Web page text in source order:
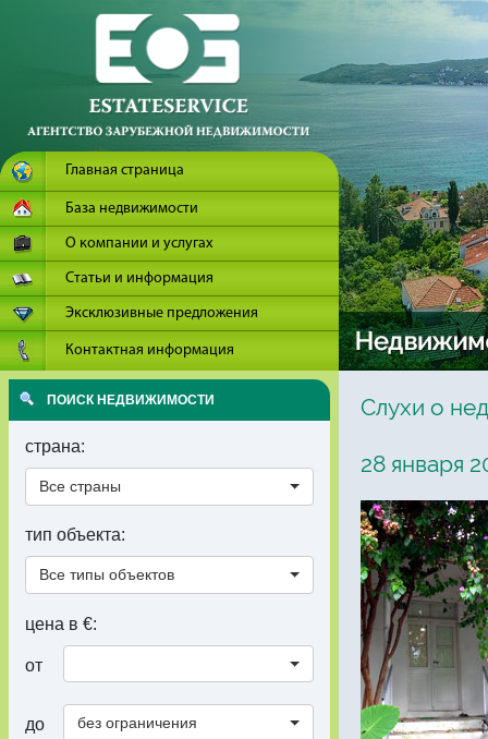
Главная страница
База недвижимости
О компании и услугах
Статьи и информация
Эксклюзивные предложения
Контактная информация
ПОИСК НЕДВИЖИМОСТИ
страна:
Все страны
тип объекта:
Все типы объектов
цена в €:
от
до без ограничения
Слухи о
28 января